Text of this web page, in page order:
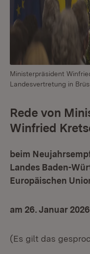
Ministerpräsident
Landesvertretung in
Rede von
Winfried
beim
Landes Baden-
Europäischen
am 26. Januar
(Es gilt das